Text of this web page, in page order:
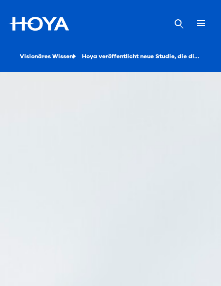
Visionäres Wissen Hoya veröffentlicht neue Studie, die die Vorteile von Brillengläsern für Autofahrer analysiert